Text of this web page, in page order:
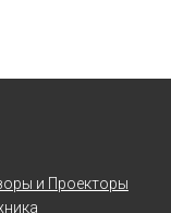
и Проекторы